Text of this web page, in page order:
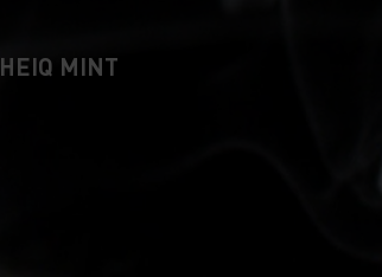
HEIQ MINT